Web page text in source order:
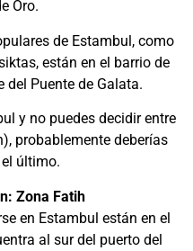
Oro.
de Estambul, como
están en el barrio de
del Puente de Galata.
y no puedes decidir entre
probablemente deberías
último.
Zona Fatih
en Estambul están en el
al sur del puerto del